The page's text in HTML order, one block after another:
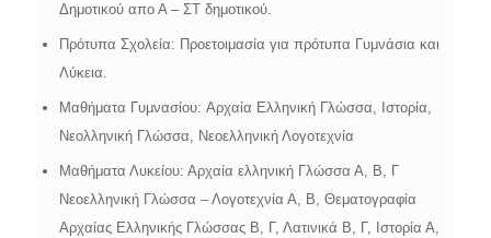
Δημοτικού απο Α – ΣΤ δημοτικού.
Πρότυπα Σχολεία: Προετοιμασία για πρότυπα Γυμνάσια και
Λύκεια.
​Μαθήματα Γυμνασίου: Aρχαία Ελληνική Γλώσσα, Ιστορία,
Νεολληνική Γλώσσα, Νεοελληνική Λογοτεχνία
Μαθήματα Λυκείου: Αρχαία ελληνική Γλώσσα Α, Β, Γ
Νεοελληνική Γλώσσα – Λογοτεχνία Α, Β, Θεματογραφία
Αρχαίας Ελληνικής Γλώσσας Β, Γ, Λατινικά Β, Γ, Ιστορία Α,